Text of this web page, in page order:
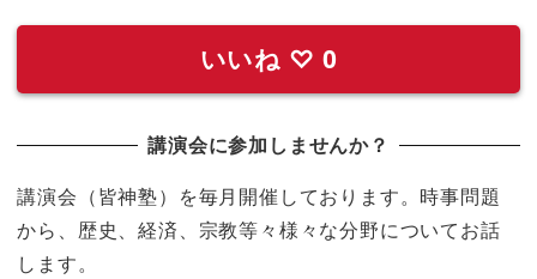
いいね ♡ 0
講演会に参加しませんか？
講演会（皆神塾）を毎月開催しております。時事問題
から、歴史、経済、宗教等々様々な分野についてお話
します。